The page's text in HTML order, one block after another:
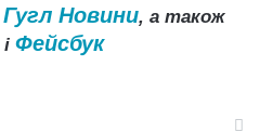
Гугл Новини, а також
і Фейсбук